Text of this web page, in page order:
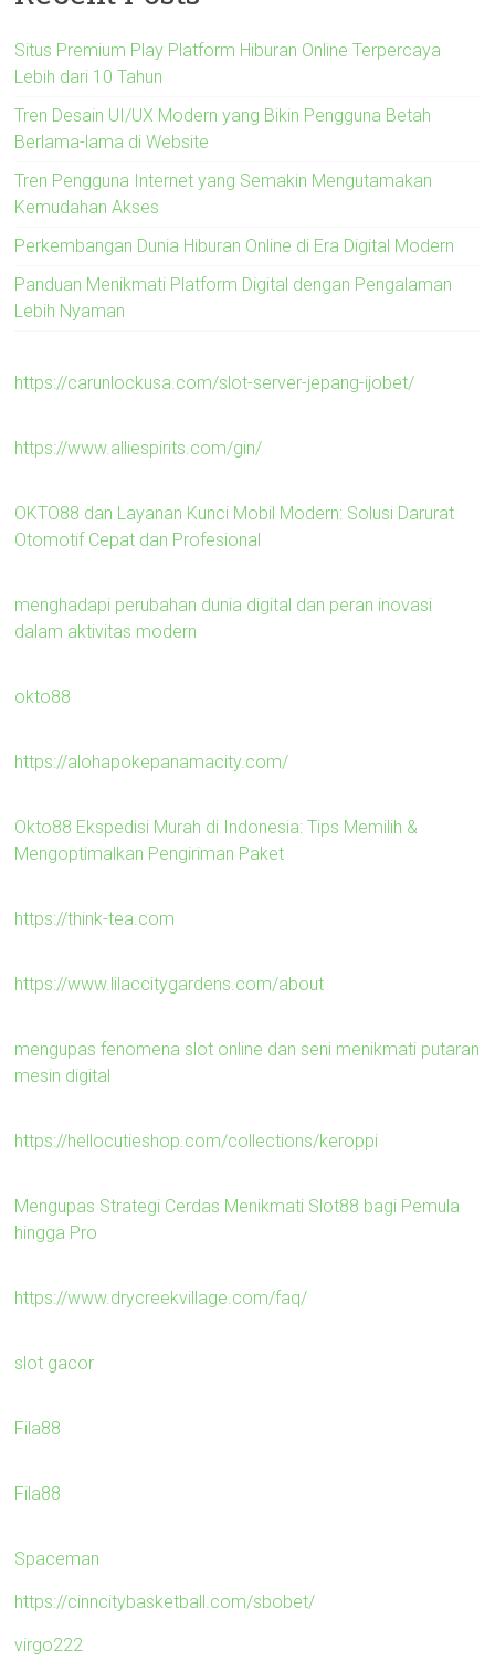
Situs Premium Play Platform Hiburan Online Terpercaya
Lebih dari 10 Tahun
Tren Desain UI/UX Modern yang Bikin Pengguna Betah
Berlama-lama di Website
Tren Pengguna Internet yang Semakin Mengutamakan
Kemudahan Akses
Perkembangan Dunia Hiburan Online di Era Digital Modern
Panduan Menikmati Platform Digital dengan Pengalaman
Lebih Nyaman
https://carunlockusa.com/slot-server-jepang-ijobet/
https://www.alliespirits.com/gin/
OKTO88 dan Layanan Kunci Mobil Modern: Solusi Darurat
Otomotif Cepat dan Profesional
menghadapi perubahan dunia digital dan peran inovasi
dalam aktivitas modern
okto88
https://alohapokepanamacity.com/
Okto88 Ekspedisi Murah di Indonesia: Tips Memilih &
Mengoptimalkan Pengiriman Paket
https://think-tea.com
https://www.lilaccitygardens.com/about
mengupas fenomena slot online dan seni menikmati putaran
mesin digital
https://hellocutieshop.com/collections/keroppi
Mengupas Strategi Cerdas Menikmati Slot88 bagi Pemula
hingga Pro
https://www.drycreekvillage.com/faq/
slot gacor
Fila88
Fila88
Spaceman
https://cinncitybasketball.com/sbobet/
virgo222